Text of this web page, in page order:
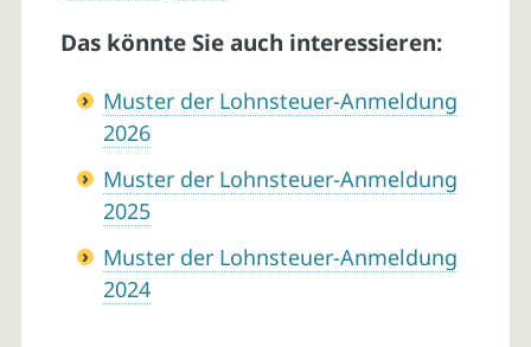
Das könnte Sie auch interessieren:
Muster der Lohnsteuer-Anmeldung
2026
Muster der Lohnsteuer-Anmeldung
2025
Muster der Lohnsteuer-Anmeldung
2024